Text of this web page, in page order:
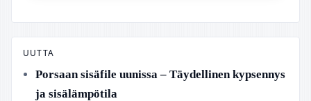
UUTTA
Porsaan sisäfile uunissa – Täydellinen kypsennys
ja sisälämpötila